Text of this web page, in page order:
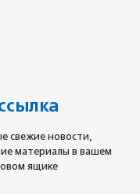
свежие новости,
материалы в вашем
ящике